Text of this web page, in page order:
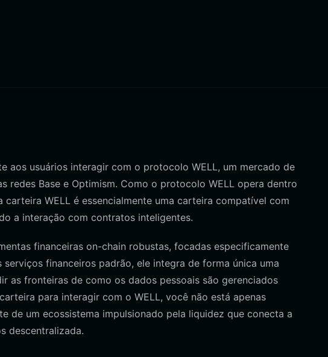
aos usuários interagir com o protocolo WELL, um mercado de
redes Base e Optimism. Como o protocolo WELL opera dentro
WELL é essencialmente uma carteira compatível com
a interação com contratos inteligentes.
financeiras on-chain robustas, focadas especificamente
financeiros padrão, ele integra de forma única uma
as fronteiras de como os dados pessoais são gerenciados
para interagir com o WELL, você não está apenas
de um ecossistema impulsionado pela liquidez que conecta a
descentralizada.